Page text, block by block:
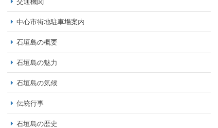
中心市街地駐車場案内
石垣島の概要
石垣島の魅力
石垣島の気候
伝統行事
石垣島の歴史